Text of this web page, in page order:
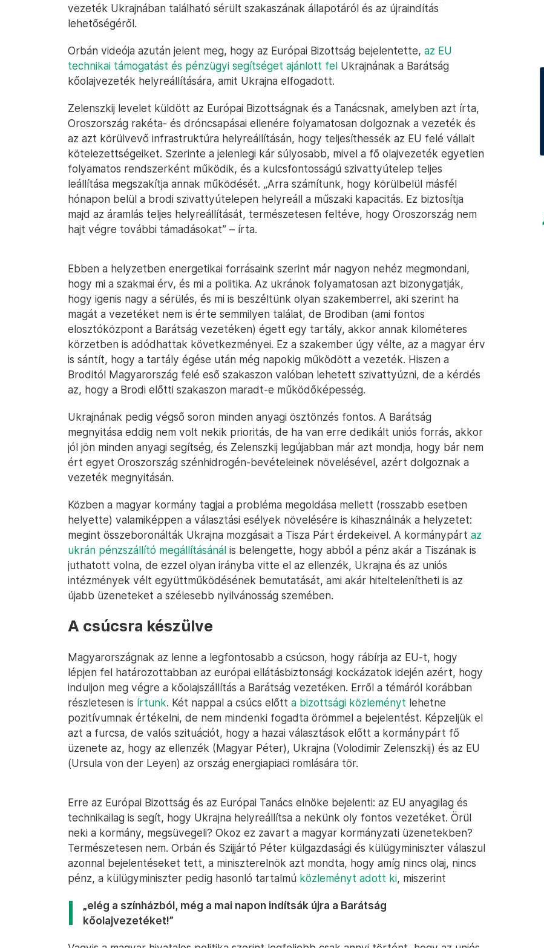
vezeték Ukrajnában található sérült szakaszának állapotáról és az újraindítás
lehetőségéről.
Orbán videója azután jelent meg, hogy az Európai Bizottság bejelentette, az EU
technikai támogatást és pénzügyi segítséget ajánlott fel Ukrajnának a Barátság
kőolajvezeték helyreállítására, amit Ukrajna elfogadott.
Zelenszkij levelet küldött az Európai Bizottságnak és a Tanácsnak, amelyben azt írta,
Oroszország rakéta- és dróncsapásai ellenére folyamatosan dolgoznak a vezeték és
az azt körülvevő infrastruktúra helyreállításán, hogy teljesíthessék az EU felé vállalt
kötelezettségeiket. Szerinte a jelenlegi kár súlyosabb, mivel a fő olajvezeték egyetlen
folyamatos rendszerként működik, és a kulcsfontosságú szivattyútelep teljes
leállítása megszakítja annak működését. „Arra számítunk, hogy körülbelül másfél
hónapon belül a brodi szivattyútelepen helyreáll a műszaki kapacitás. Ez biztosítja
majd az áramlás teljes helyreállítását, természetesen feltéve, hogy Oroszország nem
hajt végre további támadásokat” – írta.
Ebben a helyzetben energetikai forrásaink szerint már nagyon nehéz megmondani,
hogy mi a szakmai érv, és mi a politika. Az ukránok folyamatosan azt bizonygatják,
hogy igenis nagy a sérülés, és mi is beszéltünk olyan szakemberrel, aki szerint ha
magát a vezetéket nem is érte semmilyen találat, de Brodiban (ami fontos
elosztóközpont a Barátság vezetéken) égett egy tartály, akkor annak kilométeres
körzetben is adódhattak következményei. Ez a szakember úgy vélte, az a magyar érv
is sántít, hogy a tartály égése után még napokig működött a vezeték. Hiszen a
Broditól Magyarország felé eső szakaszon valóban lehetett szivattyúzni, de a kérdés
az, hogy a Brodi előtti szakaszon maradt-e működőképesség.
Ukrajnának pedig végső soron minden anyagi ösztönzés fontos. A Barátság
megnyitása eddig nem volt nekik prioritás, de ha van erre dedikált uniós forrás, akkor
jól jön minden anyagi segítség, és Zelenszkij legújabban már azt mondja, hogy bár nem
ért egyet Oroszország szénhidrogén-bevételeinek növelésével, azért dolgoznak a
vezeték megnyitásán.
Közben a magyar kormány tagjai a probléma megoldása mellett (rosszabb esetben
helyette) valamiképpen a választási esélyek növelésére is kihasználnák a helyzetet:
megint összeboronálták Ukrajna mozgásait a Tisza Párt érdekeivel. A kormánypárt az
ukrán pénzszállító megállításánál is belengette, hogy abból a pénz akár a Tiszának is
juthatott volna, de ezzel olyan irányba vitte el az ellenzék, Ukrajna és az uniós
intézmények vélt együttműködésének bemutatását, ami akár hiteltelenítheti is az
újabb üzeneteket a szélesebb nyilvánosság szemében.
A csúcsra készülve
Magyarországnak az lenne a legfontosabb a csúcson, hogy rábírja az EU-t, hogy
lépjen fel határozottabban az európai ellátásbiztonsági kockázatok idején azért, hogy
induljon meg végre a kőolajszállítás a Barátság vezetéken. Erről a témáról korábban
részletesen is írtunk. Két nappal a csúcs előtt a bizottsági közleményt lehetne
pozitívumnak értékelni, de nem mindenki fogadta örömmel a bejelentést. Képzeljük el
azt a furcsa, de valós szituációt, hogy a hazai választások előtt a kormánypárt fő
üzenete az, hogy az ellenzék (Magyar Péter), Ukrajna (Volodimir Zelenszkij) és az EU
(Ursula von der Leyen) az ország energiapiaci romlására tör.
Erre az Európai Bizottság és az Európai Tanács elnöke bejelenti: az EU anyagilag és
technikailag is segít, hogy Ukrajna helyreállítsa a nekünk oly fontos vezetéket. Örül
neki a kormány, megsüvegeli? Okoz ez zavart a magyar kormányzati üzenetekben?
Természetesen nem. Orbán és Szijjártó Péter külgazdasági és külügyminiszter válaszul
azonnal bejelentéseket tett, a miniszterelnök azt mondta, hogy amíg nincs olaj, nincs
pénz, a külügyminiszter pedig hasonló tartalmú közleményt adott ki, miszerint
„elég a színházból, még a mai napon indítsák újra a Barátság
kőolajvezetéket!”